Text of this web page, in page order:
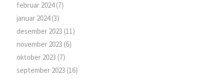
februar 2024(7)
januar 2024(3)
desember 2023 (11)
november 2023 (6)
oktober 2023 (7)
september 2023 (16)